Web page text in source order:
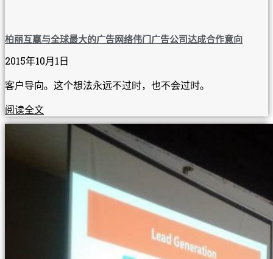
柏丽互赢与全球最大的广告网络伟门广告公司达成合作意向
2015年10月1日
客户导向。这个想法永远不过时，也不会过时。
阅读全文